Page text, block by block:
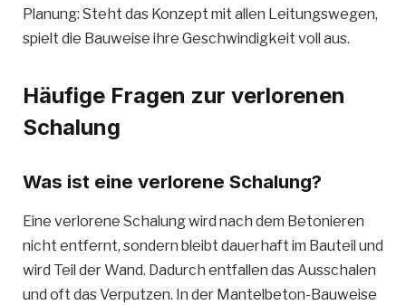
Planung: Steht das Konzept mit allen Leitungswegen,
spielt die Bauweise ihre Geschwindigkeit voll aus.
Häufige Fragen zur verlorenen
Schalung
Was ist eine verlorene Schalung?
Eine verlorene Schalung wird nach dem Betonieren
nicht entfernt, sondern bleibt dauerhaft im Bauteil und
wird Teil der Wand. Dadurch entfallen das Ausschalen
und oft das Verputzen. In der Mantelbeton-Bauweise